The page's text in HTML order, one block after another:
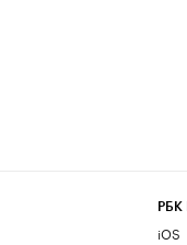
РБК
iOS